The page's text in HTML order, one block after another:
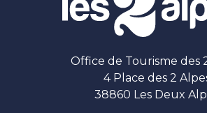
Office de Tourisme des
4 Place des 2
38860 Les Deux